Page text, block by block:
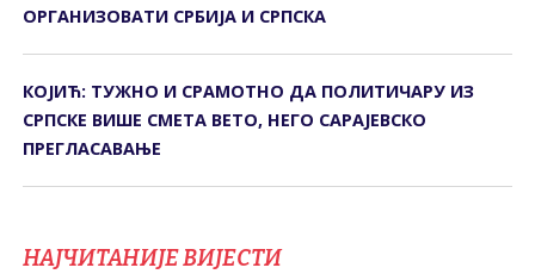
ОРГАНИЗОВАТИ СРБИЈА И СРПСКА
КОЈИЋ: ТУЖНО И СРАМОТНО ДА ПОЛИТИЧАРУ ИЗ
СРПСКЕ ВИШЕ СМЕТА ВЕТО, НЕГО САРАЈЕВСКО
ПРЕГЛАСАВАЊЕ
НАЈЧИТАНИЈЕ ВИЈЕСТИ